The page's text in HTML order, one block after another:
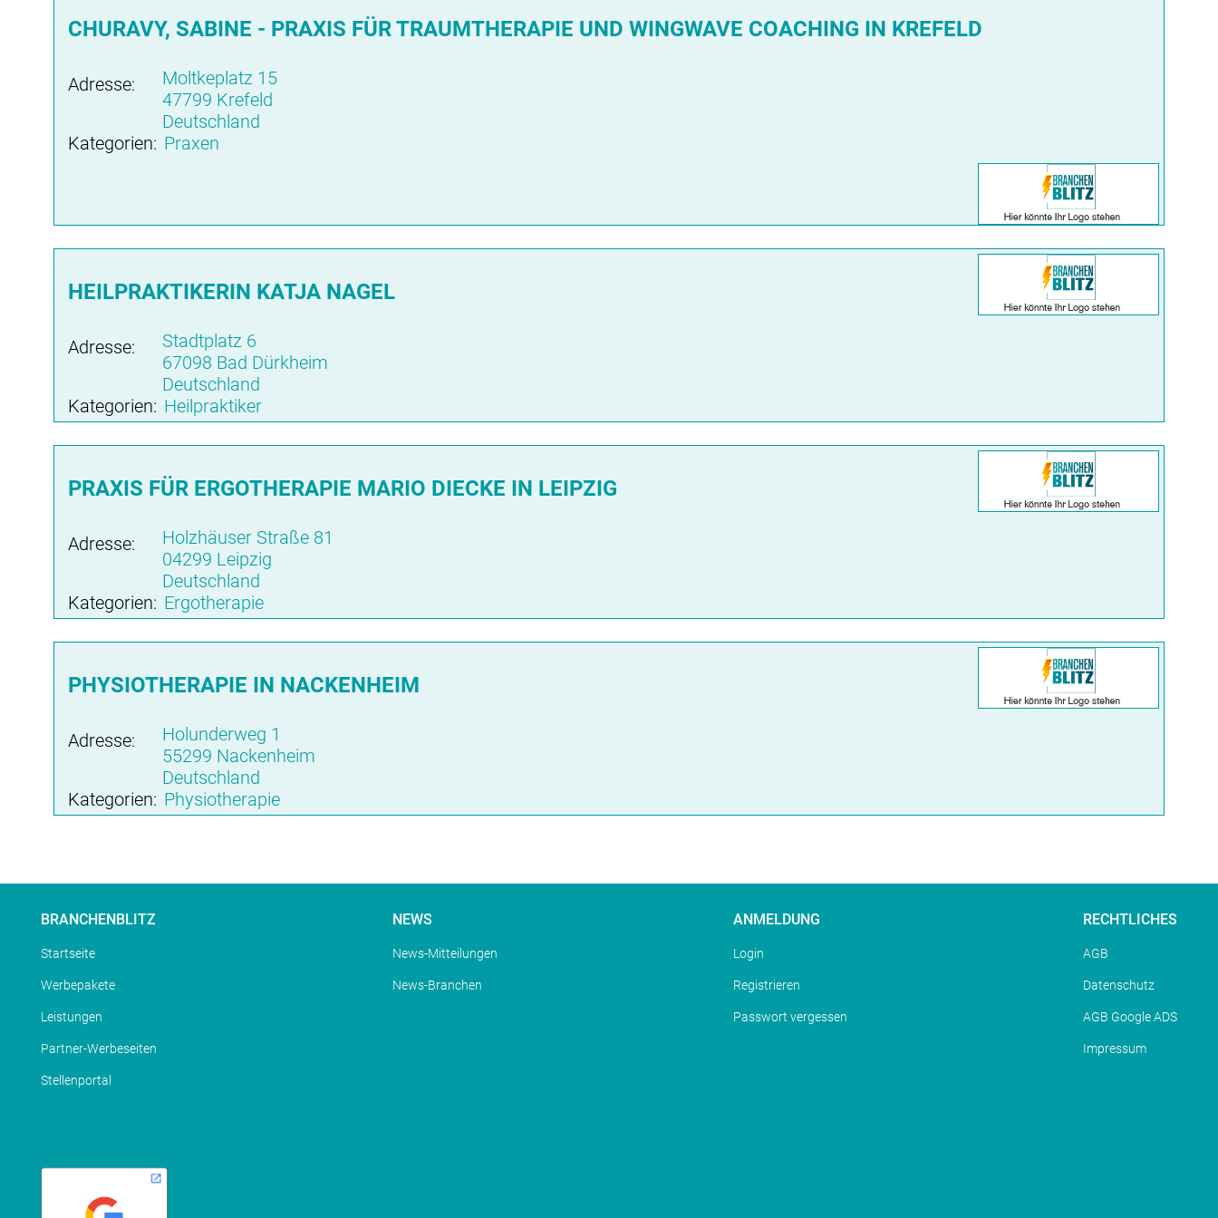
CHURAVY, SABINE - PRAXIS FÜR TRAUMTHERAPIE UND WINGWAVE COACHING IN KREFELD
Adresse:
Moltkeplatz 15
47799 Krefeld
Deutschland
Kategorien: Praxen
HEILPRAKTIKERIN KATJA NAGEL
Adresse:
Stadtplatz 6
67098 Bad Dürkheim
Deutschland
Kategorien: Heilpraktiker
PRAXIS FÜR ERGOTHERAPIE MARIO DIECKE IN LEIPZIG
Adresse:
Holzhäuser Straße 81
04299 Leipzig
Deutschland
Kategorien: Ergotherapie
PHYSIOTHERAPIE IN NACKENHEIM
Adresse:
Holunderweg 1
55299 Nackenheim
Deutschland
Kategorien: Physiotherapie
BRANCHENBLITZ
Startseite
Werbepakete
Leistungen
Partner-Werbeseiten
Stellenportal
NEWS
News-Mitteilungen
News-Branchen
ANMELDUNG
Login
Registrieren
Passwort vergessen
RECHTLICHES
AGB
Datenschutz
AGB Google ADS
Impressum